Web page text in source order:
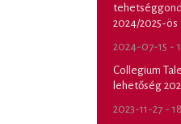
2024/2025-ös
2024-07-15 -
Collegium
lehetőség
2023-11-27 -